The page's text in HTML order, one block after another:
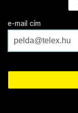
e-mail cím